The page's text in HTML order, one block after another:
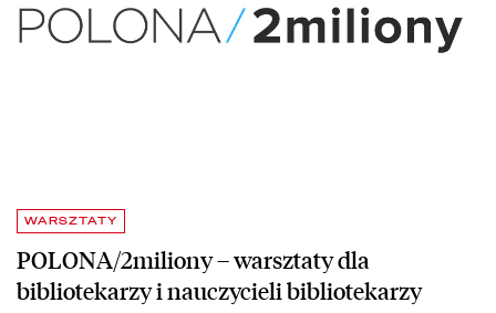
WARSZTATY
POLONA/2miliony – warsztaty dla
bibliotekarzy i nauczycieli bibliotekarzy